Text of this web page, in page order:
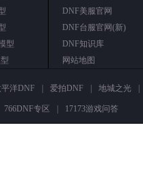
型
DNF美服官网
DNF台服官网(新)
DNF知识库
网站地图
平洋DNF 爱拍DNF 地城之光
766DNF专区 17173游戏问答